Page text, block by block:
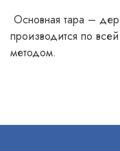
Основная тара –
производится по
методом.